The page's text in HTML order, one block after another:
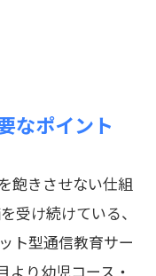
なポイント
飽きさせない仕組
受け続けている、
ト型通信教育サー
より幼児コース・